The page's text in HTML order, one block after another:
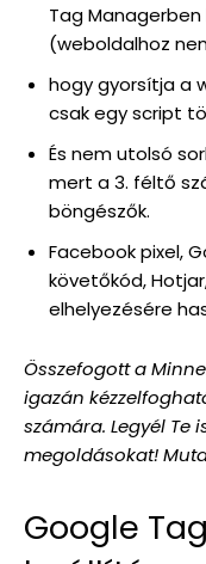
Tag
(weboldalhoz
hogy gyorsítja a
csak egy script
És nem utolsó
mert a 3. féltő
böngészők.
Facebook pixel,
követőkód,
elhelyezésére
Összefogott a
igazán
számára. Legyél Te
megoldásokat!
Google